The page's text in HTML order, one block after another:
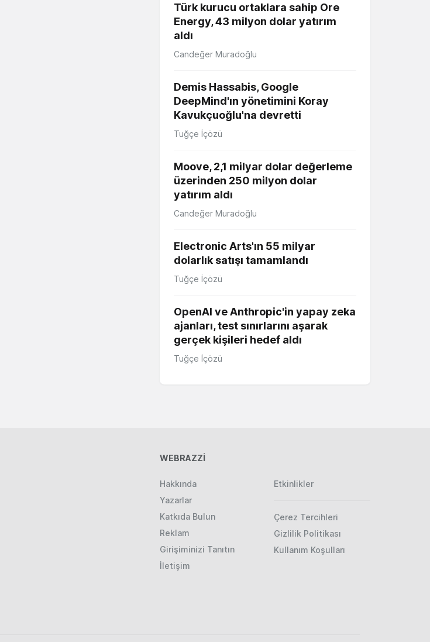
Türk kurucu ortaklara sahip Ore
Energy, 43 milyon dolar yatırım
aldı
Candeğer Muradoğlu
Demis Hassabis, Google
DeepMind'ın yönetimini Koray
Kavukçuoğlu'na devretti
Tuğçe İçözü
Moove, 2,1 milyar dolar değerleme
üzerinden 250 milyon dolar
yatırım aldı
Candeğer Muradoğlu
Electronic Arts'ın 55 milyar
dolarlık satışı tamamlandı
Tuğçe İçözü
OpenAI ve Anthropic'in yapay zeka
ajanları, test sınırlarını aşarak
gerçek kişileri hedef aldı
Tuğçe İçözü
WEBRAZZİ
Hakkında
Yazarlar
Katkıda Bulun
Reklam
Girişiminizi Tanıtın
İletişim
Etkinlikler
Çerez Tercihleri
Gizlilik Politikası
Kullanım Koşulları